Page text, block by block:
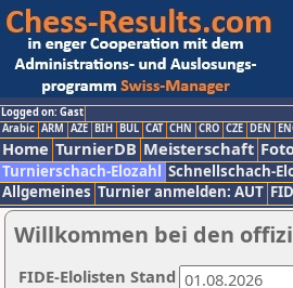
Logged on: Gast
Arabic ARM AZE BIH BUL CAT CHN CRO CZE DEN
Home TurnierDB Meisterschaft
Turnierschach-Elozahl Schnellschach-
Allgemeines Turnier anmelden: AUT
Willkommen bei den
FIDE-Elolisten Stand